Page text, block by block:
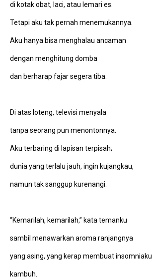
di kotak obat, laci, atau lemari es.
Tetapi aku tak pernah menemukannya.
Aku hanya bisa menghalau ancaman
dengan menghitung domba
dan berharap fajar segera tiba.
Di atas loteng, televisi menyala
tanpa seorang pun menontonnya.
Aku terbaring di lapisan terpisah;
dunia yang terlalu jauh, ingin kujangkau,
namun tak sanggup kurenangi.
“Kemarilah, kemarilah,” kata temanku
sambil menawarkan aroma ranjangnya
yang asing, yang kerap membuat insomniaku
kambuh.